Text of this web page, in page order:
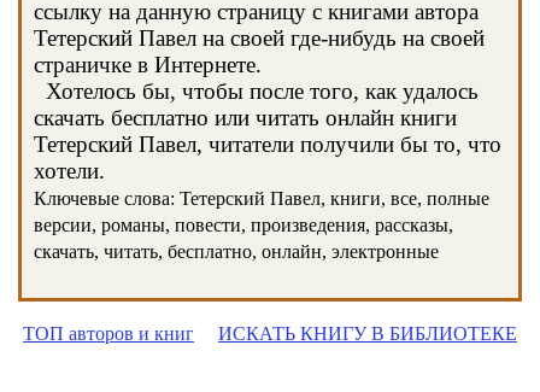
ссылку на данную страницу с книгами автора
Тетерский Павел на своей где-нибудь на своей
страничке в Интернете.
Хотелось бы, чтобы после того, как удалось
скачать бесплатно или читать онлайн книги
Тетерский Павел, читатели получили бы то, что
хотели.
Ключевые слова: Тетерский Павел, книги, все, полные
версии, романы, повести, произведения, рассказы,
скачать, читать, бесплатно, онлайн, электронные
ТОП авторов и книг ИСКАТЬ КНИГУ В БИБЛИОТЕКЕ